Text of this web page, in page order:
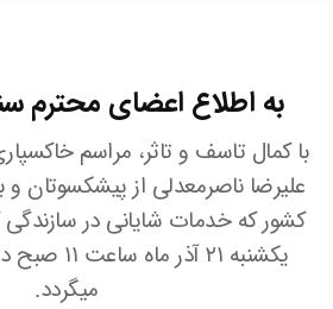
به اطلاع اعضای محترم
با کمال تاسف و تاثر، مراسم
علیرضا ناصرمعدلی از پیشکسوتان
کشور که خدمات شایانی در سازندگی
یکشنبه ۲۱
میگردد.